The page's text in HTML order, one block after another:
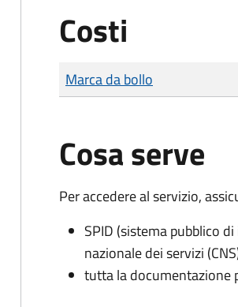
Costi
Tipo di pagamento
Importo
Marca da bollo
Cosa serve
Per accedere al servizio,
SPID (sistema pubblico
nazionale dei servizi
tutta la documentazione